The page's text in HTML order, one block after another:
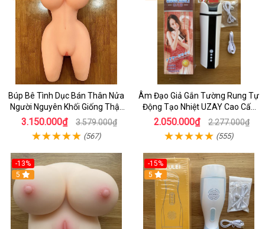
Búp Bê Tình Dục Bán Thân Nửa
Người Nguyên Khối Giống Thật
Con 8,5kg - Nơi Bán Búp Bê Hcm
3.150.000₫ 3.579.000₫
(567)
Âm Đạo Giả Gắn Tường Rung Tự
Động Tạo Nhiệt UZAY Cao Cấp
Cho Nam tự Sướng
2.050.000₫ 2.277.000₫
(555)
-13%
5
-15%
5